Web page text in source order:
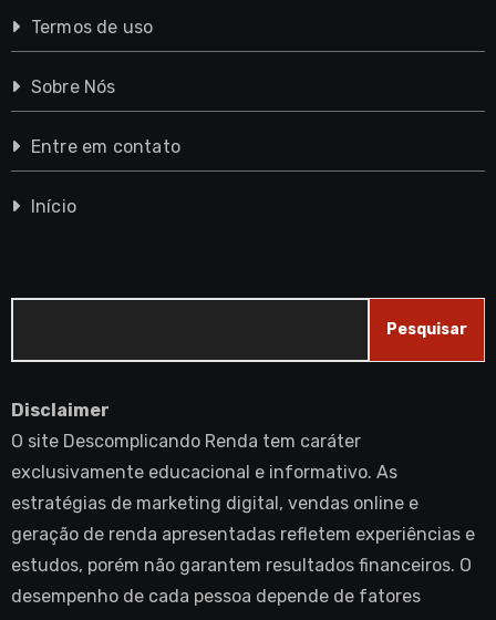
Termos de uso
Sobre Nós
Entre em contato
Início
Pesquisar
Disclaimer
O site Descomplicando Renda tem caráter
exclusivamente educacional e informativo. As
estratégias de marketing digital, vendas online e
geração de renda apresentadas refletem experiências e
estudos, porém não garantem resultados financeiros. O
desempenho de cada pessoa depende de fatores